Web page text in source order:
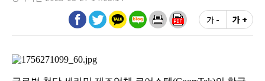
가 -
가 +